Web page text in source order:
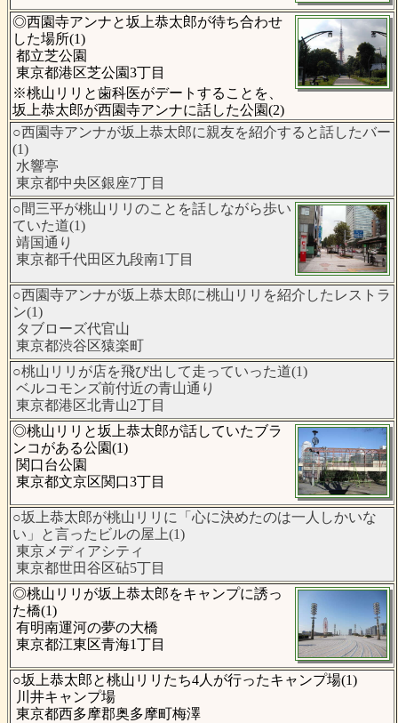
◎西園寺アンナと坂上恭太郎が待ち合わせ
した場所(1)
都立芝公園
東京都港区芝公園3丁目
※桃山リリと歯科医がデートすることを、
坂上恭太郎が西園寺アンナに話した公園(2)
○西園寺アンナが坂上恭太郎に親友を紹介すると話したバー
(1)
水響亭
東京都中央区銀座7丁目
○間三平が桃山リリのことを話しながら歩い
ていた道(1)
靖国通り
東京都千代田区九段南1丁目
○西園寺アンナが坂上恭太郎に桃山リリを紹介したレストラ
ン(1)
タブローズ代官山
東京都渋谷区猿楽町
○桃山リリが店を飛び出して走っていった道(1)
ベルコモンズ前付近の青山通り
東京都港区北青山2丁目
◎桃山リリと坂上恭太郎が話していたブラ
ンコがある公園(1)
関口台公園
東京都文京区関口3丁目
○坂上恭太郎が桃山リリに「心に決めたのは一人しかいな
い」と言ったビルの屋上(1)
東京メディアシティ
東京都世田谷区砧5丁目
◎桃山リリが坂上恭太郎をキャンプに誘っ
た橋(1)
有明南運河の夢の大橋
東京都江東区青海1丁目
○坂上恭太郎と桃山リリたち4人が行ったキャンプ場(1)
川井キャンプ場
東京都西多摩郡奥多摩町梅澤